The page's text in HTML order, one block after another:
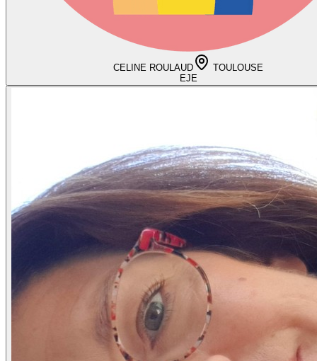
CELINE ROULAUD
TOULOUSE
EJE